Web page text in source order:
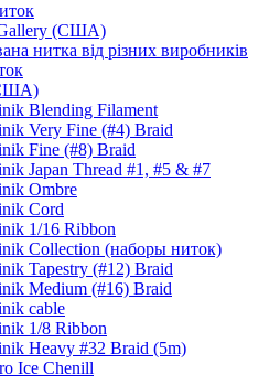
(США)
нитка від різних виробників
Blending Filament
Very Fine (#4) Braid
Fine (#8) Braid
Japan Thread #1, #5 & #7
Ombre
Cord
1/16 Ribbon
Collection (наборы ниток)
Tapestry (#12) Braid
Medium (#16) Braid
cable
1/8 Ribbon
Heavy #32 Braid (5m)
Ice Chenill